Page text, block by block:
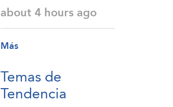
about 4 hours ago
Más
Temas de
Tendencia